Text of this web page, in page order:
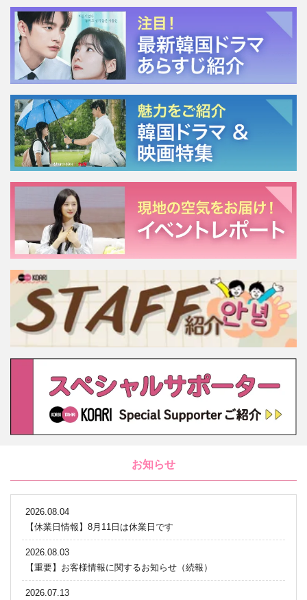
お知らせ
2026.08.04
【休業日情報】8月11日は休業日です
2026.08.03
【重要】お客様情報に関するお知らせ（続報）
2026.07.13